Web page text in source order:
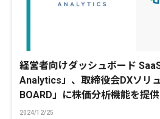
経営者向けダッシュボード
Analytics」、取締役会DXソリ
BOARD」に株価分析機能を提供
2024/12/25